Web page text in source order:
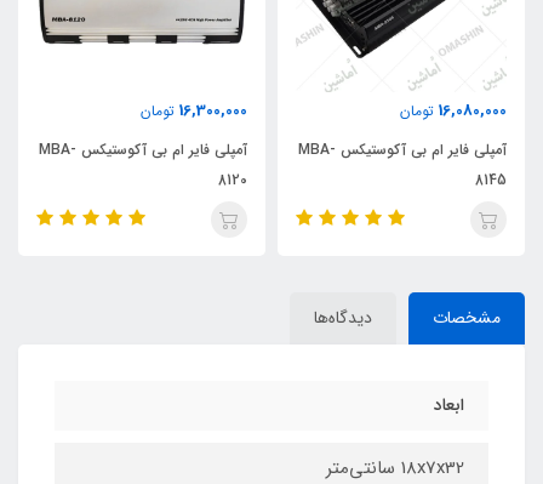
16,080,000 تومان
آمپلی فایر ام بی آکوستیکس MBA-
8145
16,300,000 تومان
آمپلی فایر ام بی آکوستیکس MBA-
8120
مشخصات دیدگاه‌ها
ابعاد
18x7x32 سانتی‌متر